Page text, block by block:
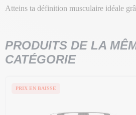
Atteins ta définition musculaire idéale
PRODUITS DE LA
CATÉGORIE
PRIX EN BAISSE